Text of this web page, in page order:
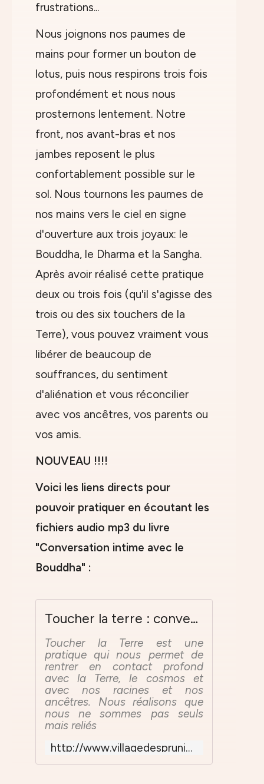
frustrations...
Nous joignons nos paumes de
mains pour former un bouton de
lotus, puis nous respirons trois fois
profondément et nous nous
prosternons lentement. Notre
front, nos avant-bras et nos
jambes reposent le plus
confortablement possible sur le
sol. Nous tournons les paumes de
nos mains vers le ciel en signe
d'ouverture aux trois joyaux: le
Bouddha, le Dharma et la Sangha.
Après avoir réalisé cette pratique
deux ou trois fois (qu'il s'agisse des
trois ou des six touchers de la
Terre), vous pouvez vraiment vous
libérer de beaucoup de
souffrances, du sentiment
d'aliénation et vous réconcilier
avec vos ancêtres, vos parents ou
vos amis.
NOUVEAU !!!!
Voici les liens directs pour
pouvoir pratiquer en écoutant les
fichiers audio mp3 du livre
"Conversation intime avec le
Bouddha" :
Toucher la terre : conversations intimes avec le Bouddha
Toucher la Terre est une
pratique qui nous permet de
rentrer en contact profond
avec la Terre, le cosmos et
avec nos racines et nos
ancêtres. Nous réalisons que
nous ne sommes pas seuls
mais reliés
http://www.villagedespruniers.net/index.php?option=com_content&view=article&id=101:toucher-la-terre-conversations-intimes-avec-le-bouddha&catid=15:toucher-la-terre-conversations-intimes&Itemid=69